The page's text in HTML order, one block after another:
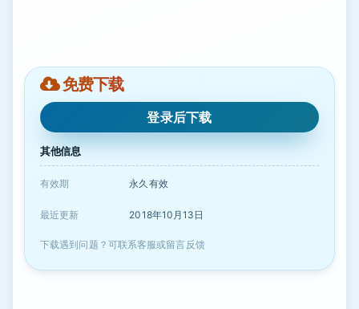
免费下载
登录后下载
其他信息
有效期 永久有效
最近更新 2018年10月13日
下载遇到问题？可联系客服或留言反馈